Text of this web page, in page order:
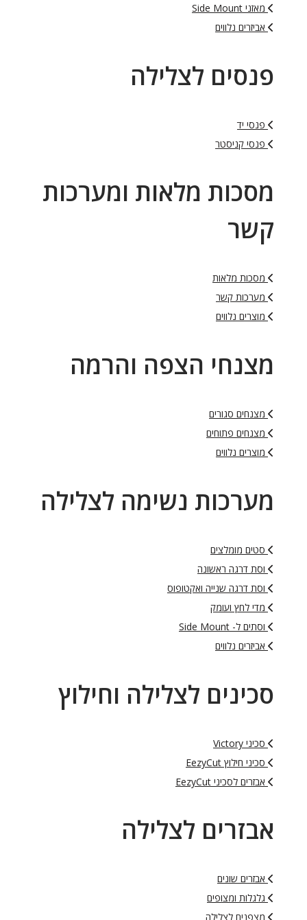
מאזני Side Mount
אביזרים נלווים
פנסים לצלילה
פנסי יד
פנסי קניסטר
מסכות מלאות ומערכות
קשר
מסכות מלאות
מערכות קשר
מוצרים נלווים
מצנחי הצפה והרמה
מצנחים סגורים
מצנחים פתוחים
מוצרים נלווים
מערכות נשימה לצלילה
סטים מומלצים
וסת דרגה ראשונה
וסת דרגה שנייה ואקטופוס
מדי לחץ ועומק
וסתים ל- Side Mount
אביזרים נלווים
סכינים לצלילה וחילוץ
סכיני Victory
סכיני חילוץ EezyCut
אבזרים לסכיני EezyCut
אבזרים לצלילה
אבזרים שונים
גלגלות ומצופים
מצפנים לצלילה